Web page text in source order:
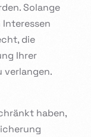
Solange
die
Ihrer
verlangen.
haben,